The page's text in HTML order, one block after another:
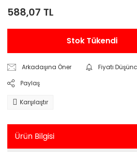
588,07 TL
Stok Tükendi
Arkadaşına Öner
Fiyatı
Paylaş
Karşılaştır
Ürün Bilgisi